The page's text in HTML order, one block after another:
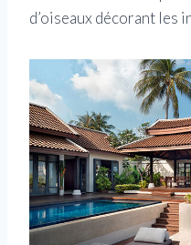
d’oiseaux décorant les